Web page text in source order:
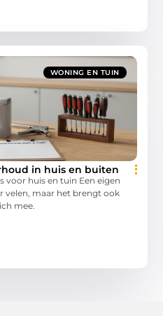
WONING EN TUIN
in huis en buiten
huis en tuin Een eigen
velen, maar het brengt ook
mee.